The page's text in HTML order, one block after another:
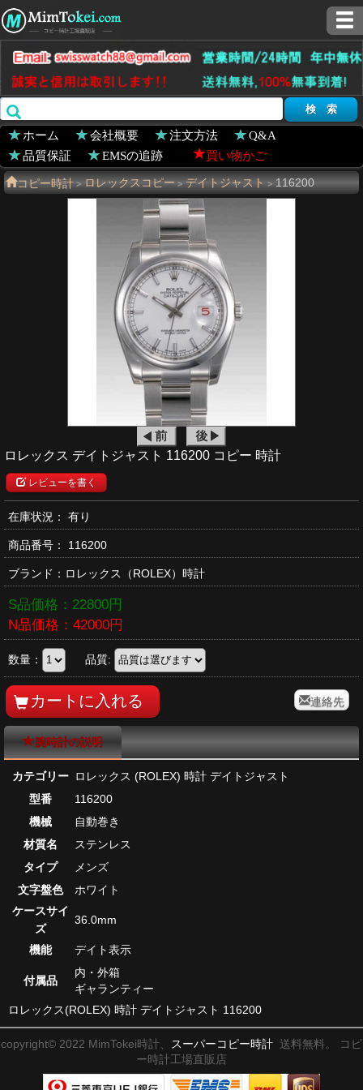
ホーム 会社概要 注文方法
Q&A
品質保証
EMSの追跡 買い物かご
コピー時計 > ロレックスコピー > デイトジャスト > 116200
ロレックス デイトジャスト 116200 コピー 時計
レビューを書く
在庫状況： 有り
商品番号： 116200
ブランド： ロレックス （ROLEX）時計
S品価格： 22800円
N品価格： 42000円
数量： 品質:
連絡先
腕時計の説明
カテゴリー ロレックス (ROLEX) 時計 デイトジャスト
型番
116200
機械
自動巻き
材質名
ステンレス
タイプ
メンズ
文字盤色
ホワイト
ケースサイ
ズ
36.0mm
機能 デイト表示
付属品
内・外箱
ギャランティー
ロレックス(ROLEX) 時計 デイトジャスト 116200
copyright© 2022 MimTokei時計、 スーパーコピー時計 送料無料。 コピ
ー時計工場直販店